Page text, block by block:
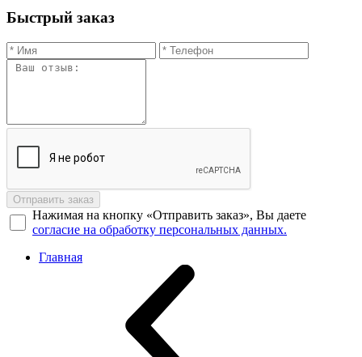
Быстрый заказ
Отправить заказ
Нажимая на кнопку «Отправить заказ», Вы даете
согласие на обработку персональных данных.
Главная